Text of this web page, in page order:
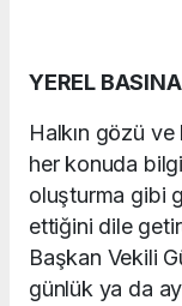
YEREL
Halkın gözü
her konuda
oluşturma gibi
ettiğini dile
Başkan Vekili
günlük ya da